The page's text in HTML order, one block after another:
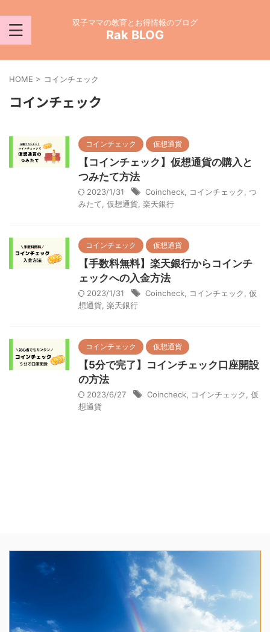
双子ママの教育とお得情報のブログ
Rak BLOG
HOME > コインチェック
コインチェック
コインチェック 仮想通貨
【コインチェック】仮想通貨の購入と
つみたて方法
2023/1/31 Coincheck コインチェック
つ
みたて 仮想通貨 楽天銀行
コインチェック 仮想通貨
【手数料無料】楽天銀行からコインチ
ェックへの入金方法
2023/1/31 Coincheck コインチェック
仮
想通貨 楽天銀行
コインチェック 仮想通貨
【5分で完了】コインチェック口座開設
の方法
2023/6/27 Coincheck コインチェック
仮
想通貨